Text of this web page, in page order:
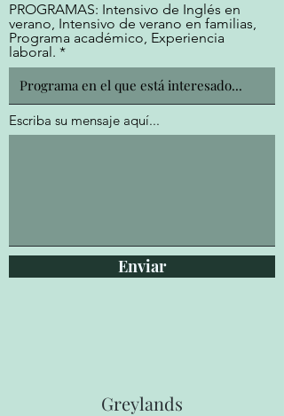
PROGRAMAS: Intensivo de Inglés en
verano, Intensivo de verano en familias,
Programa académico, Experiencia
laboral.
Escriba su mensaje aquí...
Enviar
Greylands